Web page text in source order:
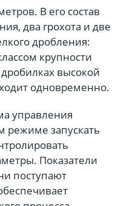
В его состав
два грохота и две
дробления:
крупности
высокой
одновременно.
управления
режиме запускать
Показатели
поступают